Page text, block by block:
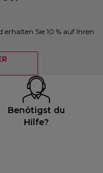
Sie 10 % auf Ihren
Benötigst du
Hilfe?